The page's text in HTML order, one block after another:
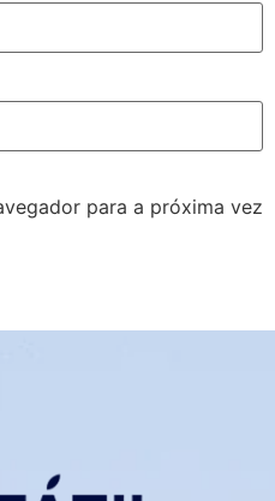
para a próxima vez